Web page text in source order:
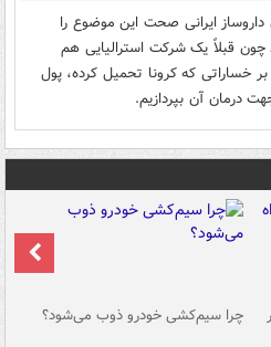
ایرانی صحت این موضوع را
قبلاً یک شرکت استرالیایی هم
بر خساراتی که کرونا تحمیل کرده، پول
درمان آن بپردازیم.
چرا سیم‌کشی خودرو ذوب می‌شود؟